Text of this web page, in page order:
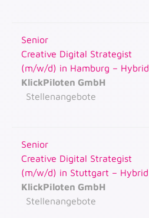
Senior
Creative Digital Strategist
(m/w/d) in Hamburg – Hybrid
KlickPiloten GmbH
Stellenangebote
Senior
Creative Digital Strategist
(m/w/d) in Stuttgart – Hybrid
KlickPiloten GmbH
Stellenangebote